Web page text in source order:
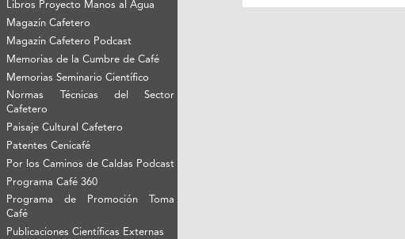
Libros Proyecto Manos al Agua
Magazín Cafetero
Magazín Cafetero Podcast
Memorias de la Cumbre de Café
Memorias Seminario Científico
Normas Técnicas del Sector
Cafetero
Paisaje Cultural Cafetero
Patentes Cenicafé
Por los Caminos de Caldas Podcast
Programa Café 360
Programa de Promoción Toma
Café
Publicaciones Científicas Externas